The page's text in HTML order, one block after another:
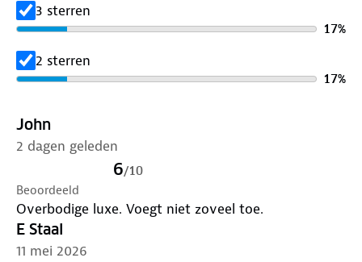
3 sterren
17%
2 sterren
17%
John
2 dagen geleden
6/10
Beoordeeld
Overbodige luxe. Voegt niet zoveel toe.
E Staal
11 mei 2026